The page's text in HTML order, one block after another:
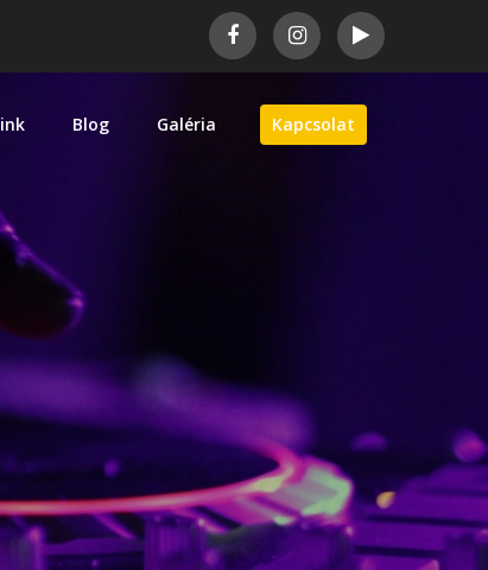
Blog Galéria Kapcsolat